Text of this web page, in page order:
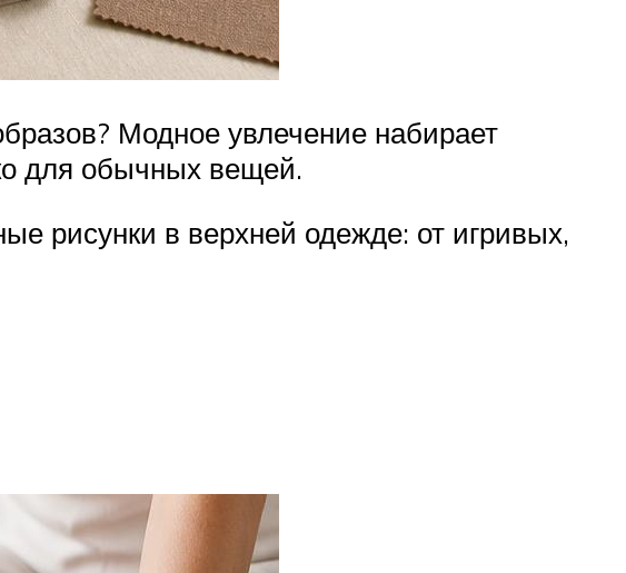
Модное увлечение набирает
для обычных вещей.
рисунки в верхней одежде: от игривых,